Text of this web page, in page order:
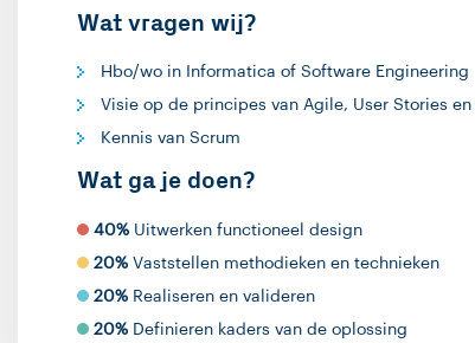
Wat vragen wij?
Hbo/wo in Informatica of Software Engineering
Visie op de principes van Agile, User Stories
Kennis van Scrum
Wat ga je doen?
40% Uitwerken functioneel design
20% Vaststellen methodieken en technieken
20% Realiseren en valideren
20% Definieren kaders van de oplossing